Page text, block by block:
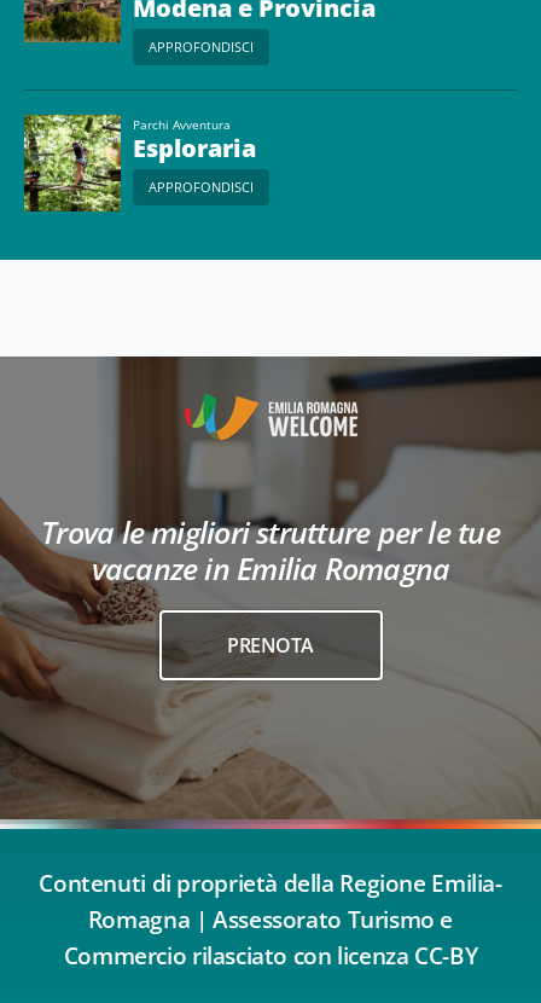
Modena e Provincia
APPROFONDISCI
Parchi Avventura
Esploraria
APPROFONDISCI
Trova le migliori strutture per le tue
vacanze in Emilia Romagna
PRENOTA
Contenuti di proprietà della Regione Emilia-
Romagna | Assessorato Turismo e
Commercio rilasciato con licenza CC-BY